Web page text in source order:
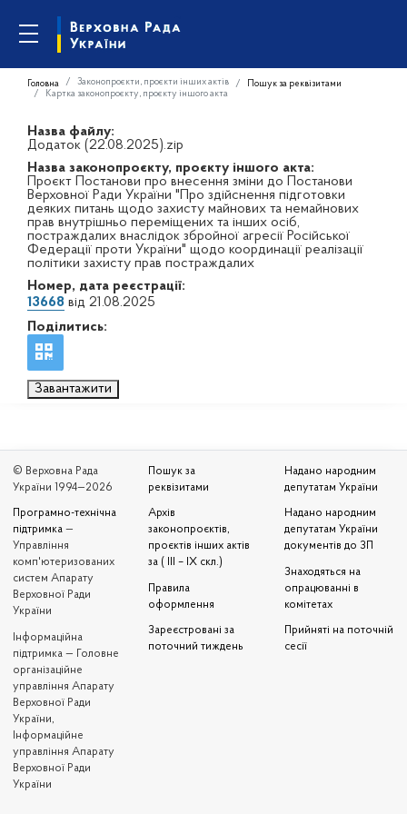
Головна Законопроєкти, проєкти інших актів
Пошук за реквізитами
Картка законопроєкту, проєкту іншого акта
Назва файлу:
Додаток (22.08.2025).zip
Назва законопроєкту, проєкту іншого акта:
Проєкт Постанови про внесення зміни до Постанови
Верховної Ради України "Про здійснення підготовки
деяких питань щодо захисту майнових та немайнових
прав внутрішньо переміщених та інших осіб,
постраждалих внаслідок збройної агресії Російської
Федерації проти України" щодо координації реалізації
політики захисту прав постраждалих
Номер, дата реєстрації:
13668 від 21.08.2025
Поділитись:
Завантажити
© Верховна Рада
України 1994—2026
Програмно-технічна
підтримка —
Управління
комп'ютеризованих
систем Апарату
Верховної Ради
України
Iнформаційна
підтримка — Головне
організаційне
управління Апарату
Верховної Ради
України,
Інформаційне
управління Апарату
Верховної Ради
України
Пошук за
реквізитами
Архів
законопроєктів,
проєктів інших актів
за ( III – IX скл.)
Правила
оформлення
Зареєстровані за
поточний тиждень
Надано народним
депутатам України
Надано народним
депутатам України
документів до ЗП
Знаходяться на
опрацюванні в
комітетах
Прийняті на поточній
сесії